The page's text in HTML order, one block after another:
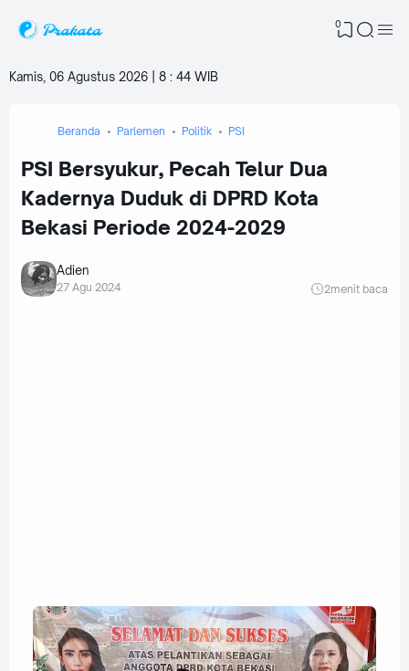
0
Kamis, 06 Agustus 2026 | 8 : 44 WIB
Beranda Parlemen Politik PSI
PSI Bersyukur, Pecah Telur Dua
Kadernya Duduk di DPRD Kota
Bekasi Periode 2024-2029
Adien
27 Agu 2024 2menit baca